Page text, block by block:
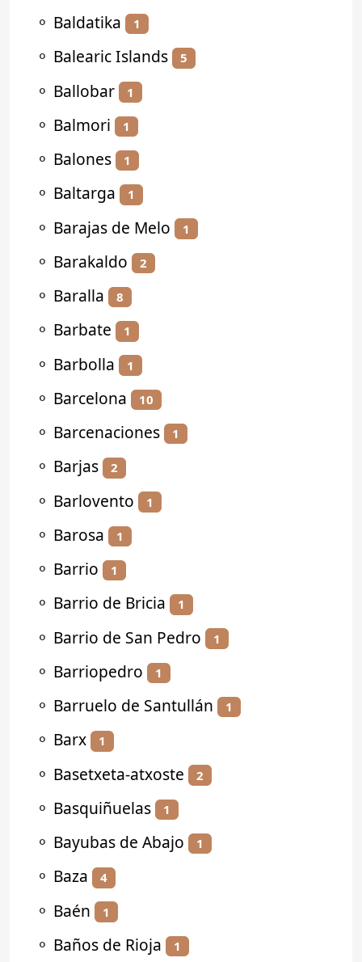
⚬ Baldatika 1
⚬ Balearic Islands 5
⚬ Ballobar 1
⚬ Balmori 1
⚬ Balones 1
⚬ Baltarga 1
⚬ Barajas de Melo 1
⚬ Barakaldo 2
⚬ Baralla 8
⚬ Barbate 1
⚬ Barbolla 1
⚬ Barcelona 10
⚬ Barcenaciones 1
⚬ Barjas 2
⚬ Barlovento 1
⚬ Barosa 1
⚬ Barrio 1
⚬ Barrio de Bricia 1
⚬ Barrio de San Pedro 1
⚬ Barriopedro 1
⚬ Barruelo de Santullán 1
⚬ Barx 1
⚬ Basetxeta-atxoste 2
⚬ Basquiñuelas 1
⚬ Bayubas de Abajo 1
⚬ Baza 4
⚬ Baén 1
⚬ Baños de Rioja 1